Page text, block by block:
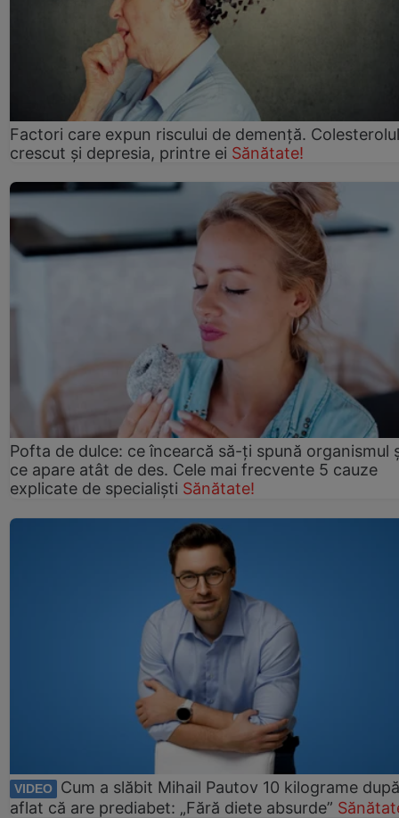
Factori care expun riscului de demență. Colesterolul
crescut şi depresia, printre ei Sănătate!
Pofta de dulce: ce încearcă să-ți spună organismul
ce apare atât de des. Cele mai frecvente 5 cauze
explicate de specialiști Sănătate!
VIDEO
Cum a slăbit Mihail Pautov 10 kilograme
aflat că are prediabet: „Fără diete absurde”